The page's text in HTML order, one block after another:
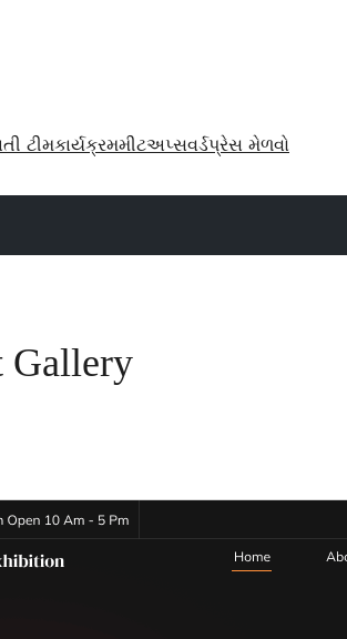
ટીમકાર્યક્રમમીટઅપ્સવર્ડપ્રેસ મેળવો
Gallery